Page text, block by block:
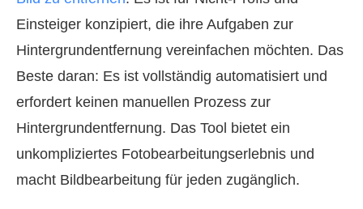
Einsteiger konzipiert, die ihre Aufgaben zur
Hintergrundentfernung vereinfachen möchten. Das
Beste daran: Es ist vollständig automatisiert und
erfordert keinen manuellen Prozess zur
Hintergrundentfernung. Das Tool bietet ein
unkompliziertes Foto­bearbeitungserlebnis und
macht Bildbearbeitung für jeden zugänglich.